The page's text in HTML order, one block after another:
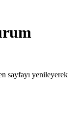
sayfayı yenileyerek